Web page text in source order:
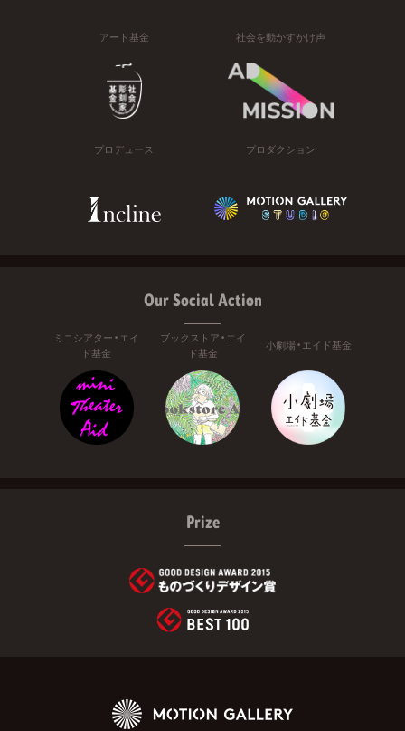
アート基金 社会を動かすかけ声
プロデュース プロダクション
Our Social Action
ミニシアター・エイ
ド基金
ブックストア・エイ
ド基金
小劇場・エイド基金
Prize